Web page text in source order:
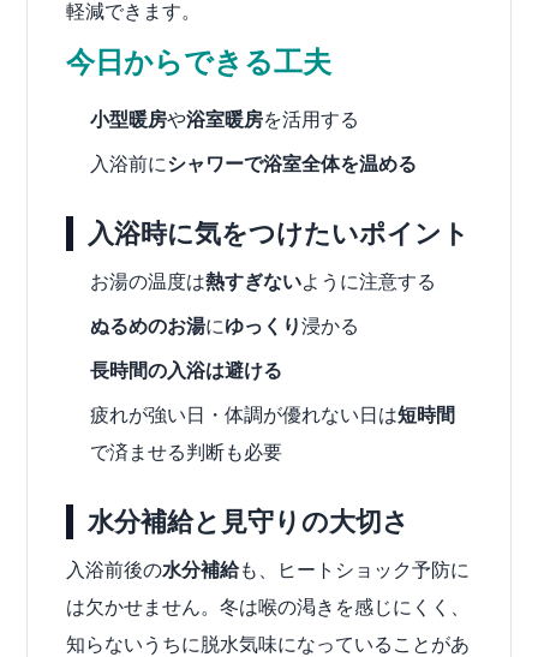
軽減できます。
今日からできる工夫
小型暖房や浴室暖房を活用する
入浴前にシャワーで浴室全体を温める
入浴時に気をつけたいポイント
お湯の温度は熱すぎないように注意する
ぬるめのお湯にゆっくり浸かる
長時間の入浴は避ける
疲れが強い日・体調が優れない日は短時間
で済ませる判断も必要
水分補給と見守りの大切さ
入浴前後の水分補給も、ヒートショック予防に
は欠かせません。冬は喉の渇きを感じにくく、
知らないうちに脱水気味になっていることがあ